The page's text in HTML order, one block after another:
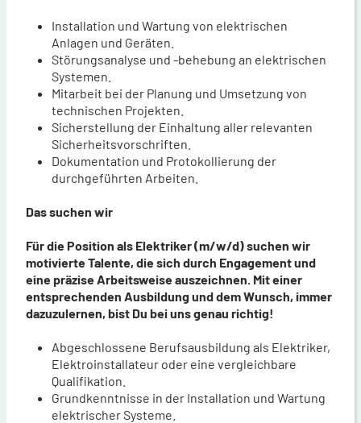
Installation und Wartung von elektrischen
Anlagen und Geräten.
Störungsanalyse und -behebung an elektrischen
Systemen.
Mitarbeit bei der Planung und Umsetzung von
technischen Projekten.
Sicherstellung der Einhaltung aller relevanten
Sicherheitsvorschriften.
Dokumentation und Protokollierung der
durchgeführten Arbeiten.
Das suchen wir
Für die Position als Elektriker (m/w/d) suchen wir
motivierte Talente, die sich durch Engagement und
eine präzise Arbeitsweise auszeichnen. Mit einer
entsprechenden Ausbildung und dem Wunsch, immer
dazuzulernen, bist Du bei uns genau richtig!
Abgeschlossene Berufsausbildung als Elektriker,
Elektroinstallateur oder eine vergleichbare
Qualifikation.
Grundkenntnisse in der Installation und Wartung
elektrischer Systeme.